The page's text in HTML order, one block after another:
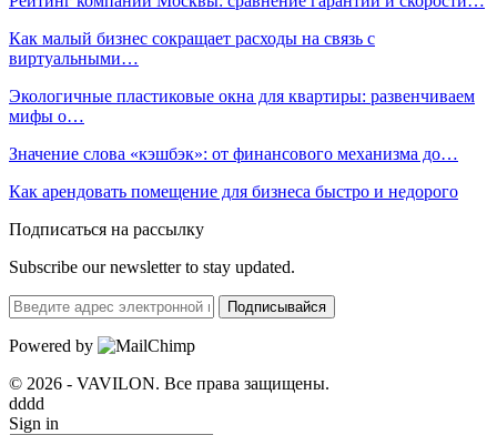
Как малый бизнес сокращает расходы на связь с
виртуальными…
Экологичные пластиковые окна для квартиры: развенчиваем
мифы о…
Значение слова «кэшбэк»: от финансового механизма до…
Как арендовать помещение для бизнеса быстро и недорого
Подписаться на рассылку
Subscribe our newsletter to stay updated.
Подписывайся
Powered by
© 2026 - VAVILON. Все права защищены.
dddd
Sign in